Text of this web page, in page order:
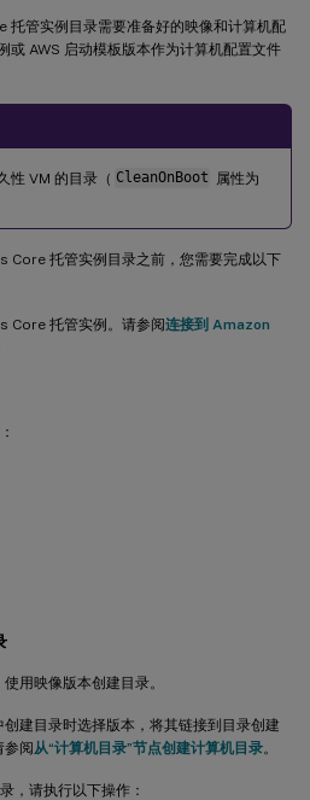
管实例目录需要准备好的映像和计算机配
或 AWS 启动模板版本作为计算机配置文件
性 VM 的目录（ CleanOnBoot
属性为
Core 托管实例目录之前，您需要完成以下
Core 托管实例。请参阅连接到 Amazon
用映像版本创建目录。
创建目录时选择版本，将其链接到目录创建
参阅从“计算机目录”节点创建计算机目录。
，请执行以下操作：